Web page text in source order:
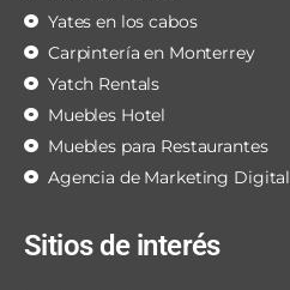
Yates en los cabos
Carpintería en Monterrey
Yatch Rentals
Muebles Hotel
Muebles para Restaurantes
Agencia de Marketing Digital
Sitios de interés